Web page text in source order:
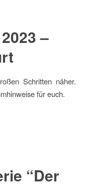
–
Schritten näher.
für euch.
“Der